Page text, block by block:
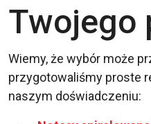
Twojego
Wiemy, że wybór może
przygotowaliśmy proste
naszym doświadczeniu: